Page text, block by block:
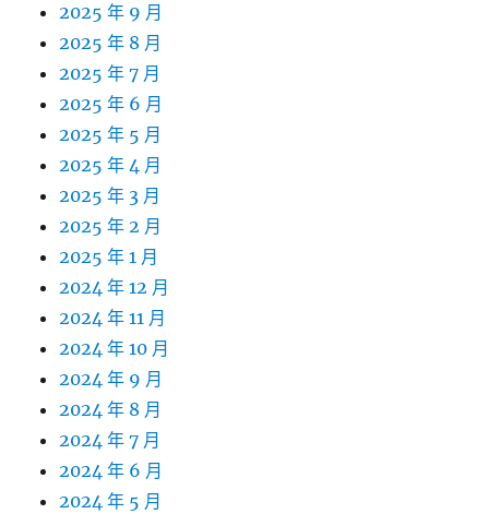
2025 年 9 月
2025 年 8 月
2025 年 7 月
2025 年 6 月
2025 年 5 月
2025 年 4 月
2025 年 3 月
2025 年 2 月
2025 年 1 月
2024 年 12 月
2024 年 11 月
2024 年 10 月
2024 年 9 月
2024 年 8 月
2024 年 7 月
2024 年 6 月
2024 年 5 月